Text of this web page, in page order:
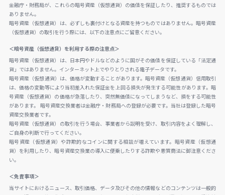
金融庁・財務局が、これらの暗号資産（仮想通貨）の価値を保証したり、推奨するものでは
ありません。
暗号資産（仮想通貨）は、必ずしも裏付けとなる資産を持つものではありません。暗号資産
（仮想通貨）の取引を行う際には、以下の注意点にご留意ください。
＜暗号資産（仮想通貨）を利用する際の注意点＞
暗号資産（仮想通貨）は、日本円やドルなどのように国がその価値を保証している「法定通
貨」ではありません。インターネット上でやりとりされる電子データです。
暗号資産（仮想通貨）は、価格が変動することがあります。暗号資産（仮想通貨）信用取引
は、価格の変動等により当初差入れた保証金を上回る損失が発生する可能性があります。暗
号資産（仮想通貨）の価格が急落したり、突然無価値になってしまうなど、損をする可能性
があります。 暗号資産交換業者は金融庁・財務局への登録が必要です。当社は登録した暗号
資産交換業者です。
暗号資産（仮想通貨）の取引を行う場合、事業者から説明を受け、取引内容をよく理解し、
ご自身の判断で行ってください。
暗号資産（仮想通貨）や詐欺的なコインに関する相談が増えています。暗号資産（仮想通
貨）を利用したり、暗号資産交換業の導入に便乗したりする詐欺や悪質商法に御注意くださ
い。
＜免責事項＞
当サイトにおけるニュース、取引価格、データ及びその他の情報などのコンテンツは一般的